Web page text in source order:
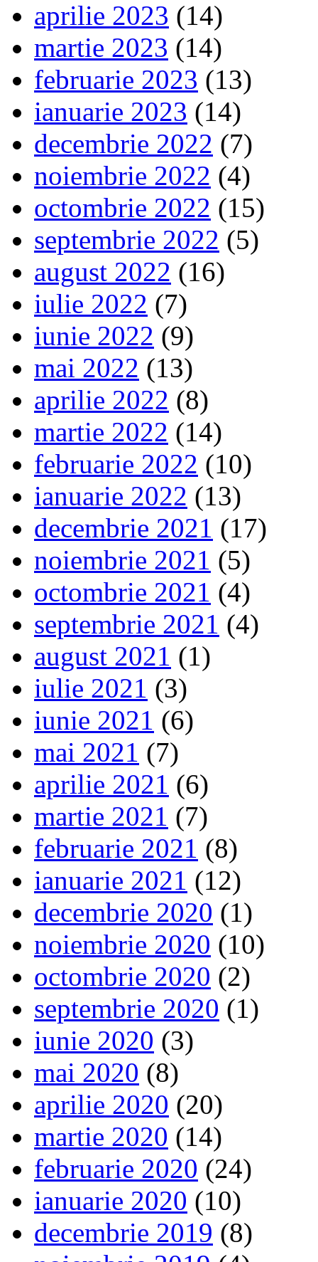
aprilie 2023 (14)
martie 2023 (14)
februarie 2023 (13)
ianuarie 2023 (14)
decembrie 2022 (7)
noiembrie 2022 (4)
octombrie 2022 (15)
septembrie 2022 (5)
august 2022 (16)
iulie 2022 (7)
iunie 2022 (9)
mai 2022 (13)
aprilie 2022 (8)
martie 2022 (14)
februarie 2022 (10)
ianuarie 2022 (13)
decembrie 2021 (17)
noiembrie 2021 (5)
octombrie 2021 (4)
septembrie 2021 (4)
august 2021 (1)
iulie 2021 (3)
iunie 2021 (6)
mai 2021 (7)
aprilie 2021 (6)
martie 2021 (7)
februarie 2021 (8)
ianuarie 2021 (12)
decembrie 2020 (1)
noiembrie 2020 (10)
octombrie 2020 (2)
septembrie 2020 (1)
iunie 2020 (3)
mai 2020 (8)
aprilie 2020 (20)
martie 2020 (14)
februarie 2020 (24)
ianuarie 2020 (10)
decembrie 2019 (8)